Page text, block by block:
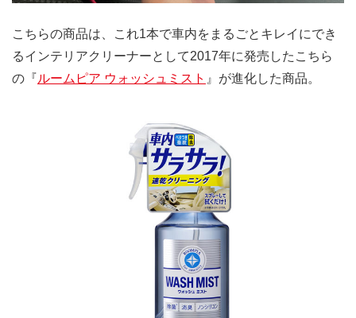
こちらの商品は、これ1本で車内をまるごとキレイにでき
るインテリアクリーナーとして2017年に発売したこちら
の『ルームピア ウォッシュミスト 』が進化した商品。